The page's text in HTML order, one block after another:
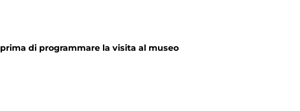
prima di programmare la visita al museo